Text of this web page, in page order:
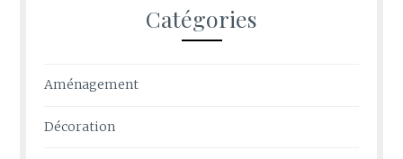
Catégories
Aménagement
Décoration